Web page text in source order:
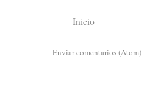
Inicio
Enviar comentarios (Atom)